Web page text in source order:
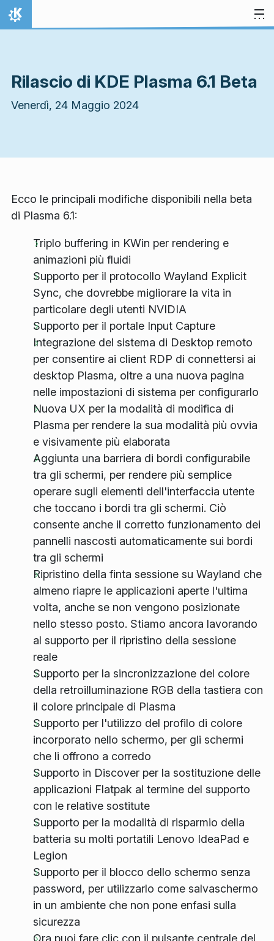
Passa al contenuto
Pagina iniziale
Rilascio di KDE Plasma 6.1 Beta
Venerdì, 24 Maggio 2024
Ecco le principali modifiche disponibili nella beta
di Plasma 6.1:
Triplo buffering in KWin per rendering e
animazioni più fluidi
Supporto per il protocollo Wayland Explicit
Sync, che dovrebbe migliorare la vita in
particolare degli utenti NVIDIA
Supporto per il portale Input Capture
Integrazione del sistema di Desktop remoto
per consentire ai client RDP di connettersi ai
desktop Plasma, oltre a una nuova pagina
nelle impostazioni di sistema per configurarlo
Nuova UX per la modalità di modifica di
Plasma per rendere la sua modalità più ovvia
e visivamente più elaborata
Aggiunta una barriera di bordi configurabile
tra gli schermi, per rendere più semplice
operare sugli elementi dell'interfaccia utente
che toccano i bordi tra gli schermi. Ciò
consente anche il corretto funzionamento dei
pannelli nascosti automaticamente sui bordi
tra gli schermi
Ripristino della finta sessione su Wayland che
almeno riapre le applicazioni aperte l'ultima
volta, anche se non vengono posizionate
nello stesso posto. Stiamo ancora lavorando
al supporto per il ripristino della sessione
reale
Supporto per la sincronizzazione del colore
della retroilluminazione RGB della tastiera con
il colore principale di Plasma
Supporto per l'utilizzo del profilo di colore
incorporato nello schermo, per gli schermi
che li offrono a corredo
Supporto in Discover per la sostituzione delle
applicazioni Flatpak al termine del supporto
con le relative sostitute
Supporto per la modalità di risparmio della
batteria su molti portatili Lenovo IdeaPad e
Legion
Supporto per il blocco dello schermo senza
password, per utilizzarlo come salvaschermo
in un ambiente che non pone enfasi sulla
sicurezza
Ora puoi fare clic con il pulsante centrale del